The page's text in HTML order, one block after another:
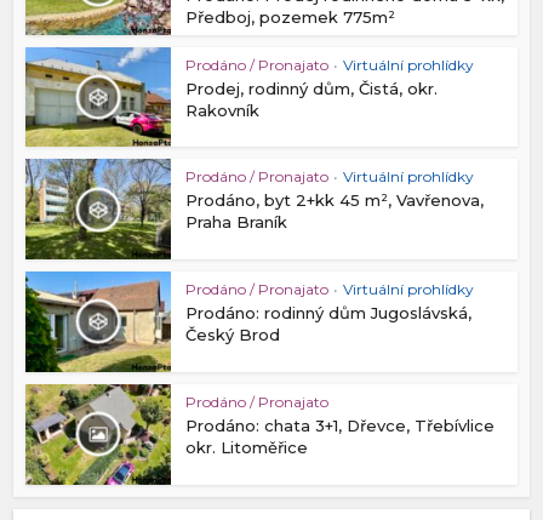
Předboj, pozemek 775m²
Prodáno / Pronajato • Virtuální prohlídky
Prodej, rodinný dům, Čistá, okr.
Rakovník
Prodáno / Pronajato • Virtuální prohlídky
Prodáno, byt 2+kk 45 m², Vavřenova,
Praha Braník
Prodáno / Pronajato • Virtuální prohlídky
Prodáno: rodinný dům Jugoslávská,
Český Brod
Prodáno / Pronajato
Prodáno: chata 3+1, Dřevce, Třebívlice
okr. Litoměřice